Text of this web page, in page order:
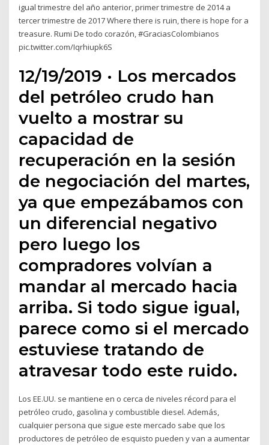
igual trimestre del año anterior, primer trimestre de 2014 a
tercer trimestre de 2017 Where there is ruin, there is hope for a
treasure. Rumi De todo corazón, #GraciasColombianos
pic.twitter.com/Iqrhiupk6S
12/19/2019 · Los mercados
del petróleo crudo han
vuelto a mostrar su
capacidad de
recuperación en la sesión
de negociación del martes,
ya que empezábamos con
un diferencial negativo
pero luego los
compradores volvían a
mandar al mercado hacia
arriba. Si todo sigue igual,
parece como si el mercado
estuviese tratando de
atravesar todo este ruido.
Los EE.UU. se mantiene en o cerca de niveles récord para el
petróleo crudo, gasolina y combustible diesel. Además,
cualquier persona que sigue este mercado sabe que los
productores de petróleo de esquisto pueden y van a aumentar